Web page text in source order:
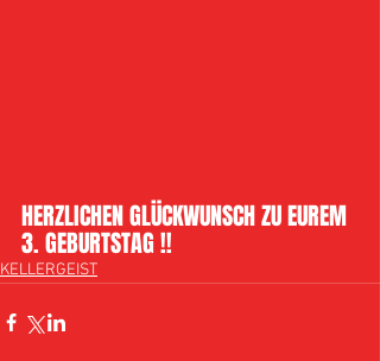
HERZLICHEN GLÜCKWUNSCH ZU EUREM
3. GEBURTSTAG !!
KELLERGEIST